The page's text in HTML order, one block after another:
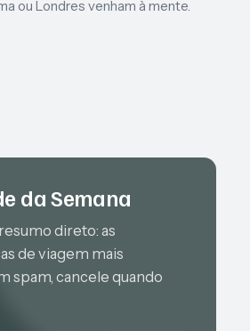
ou Londres venham à mente.
da Semana
direto: as
de viagem mais
spam, cancele quando